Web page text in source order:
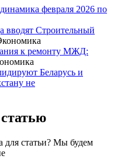
февраля 2026 по
вводят Строительный
к ремонту МЖД:
Беларусь и
не
для статьи? Мы будем